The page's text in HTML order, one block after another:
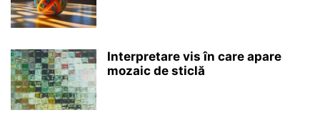
Interpretare vis în care apare
mozaic de sticlă